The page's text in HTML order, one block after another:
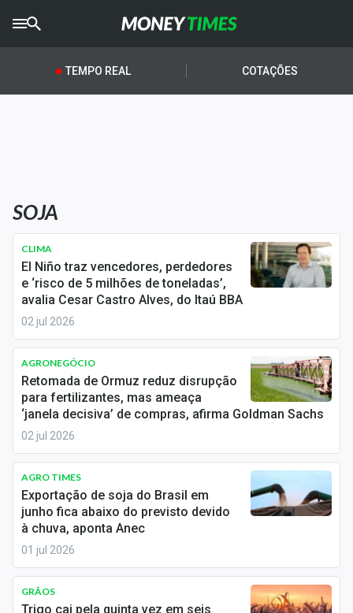
CRYPTOTIMES
AGROTIMES
Newsletters
Money Trader
Anuncie
Últimas Notícias
Newsletters
Cotações
Comprar ou vender?
Carteiras Recomendadas
Central de Dividendos
Central de Fundos Imobiliários
Central dos IPOs
Renda Fixa
TEMPO REAL COTAÇÕES
SOJA
CLIMA
El Niño traz vencedores, perdedores
e ‘risco de 5 milhões de toneladas’,
avalia Cesar Castro Alves, do Itaú BBA
02 jul 2026
AGRONEGÓCIO
Retomada de Ormuz reduz disrupção
para fertilizantes, mas ameaça
‘janela decisiva’ de compras, afirma Goldman Sachs
02 jul 2026
AGRO TIMES
Exportação de soja do Brasil em
junho fica abaixo do previsto devido
à chuva, aponta Anec
01 jul 2026
GRÃOS
Trigo cai pela quinta vez em seis